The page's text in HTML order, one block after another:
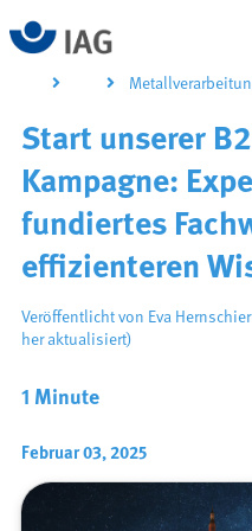
1 Minute
Februar 03, 2025
Start unserer
Kampagne:
fundiertes
effizienteren
Veröffentlicht von Eva Hernschier
her aktualisiert)